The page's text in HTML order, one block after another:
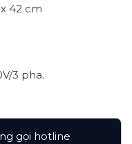
42 cm
3 pha.
gọi hotline